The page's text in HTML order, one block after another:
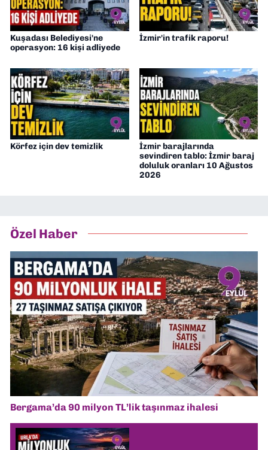
Kuşadası Belediyesi'ne
operasyon: 16 kişi adliyede
İzmir'in trafik raporu!
Körfez için dev temizlik
İzmir barajlarında
sevindiren tablo: İzmir baraj
doluluk oranları 10 Ağustos
2026
Özel Haber
Bergama’da 90 milyon TL’lik taşınmaz ihalesi